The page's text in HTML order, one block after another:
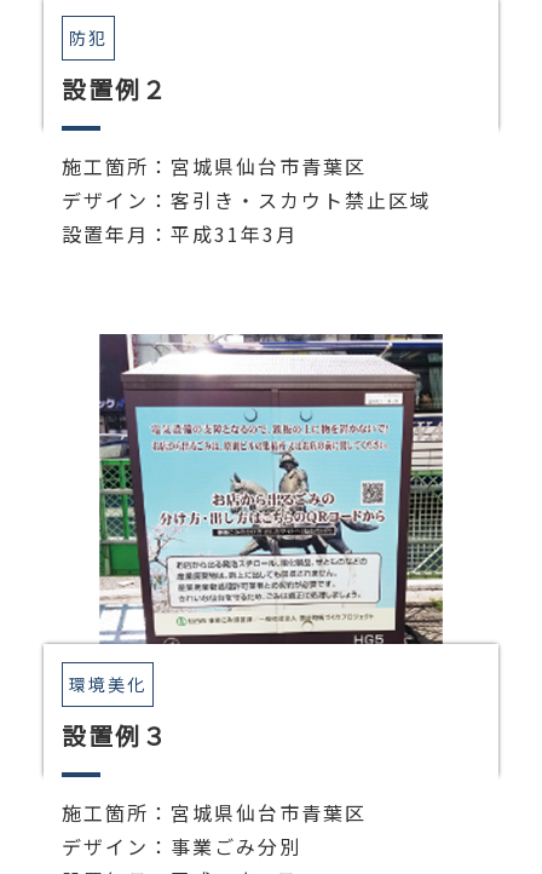
設置例２
防犯
施工箇所：宮城県仙台市青葉区
デザイン：客引き・スカウト禁止区域
設置年月：平成31年3月
設置例３
環境美化
施工箇所：宮城県仙台市青葉区
デザイン：事業ごみ分別